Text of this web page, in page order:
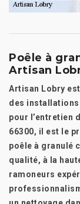
Poêle à
Artisan
Artisan Lobry
des installations
pour l’entretien
66300, il est le
poêle à granulé
qualité, à la
ramoneurs